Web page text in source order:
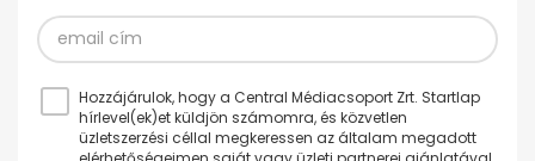
Hozzájárulok, hogy a Central Médiacsoport Zrt. Startlap
hírlevel(ek)et küldjön számomra, és közvetlen
üzletszerzési céllal megkeressen az általam megadott